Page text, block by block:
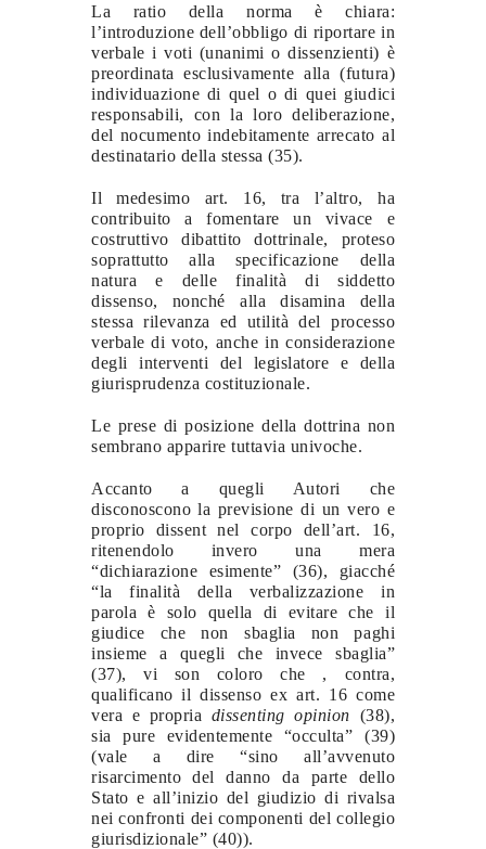
La ratio della norma è chiara:
l’introduzione dell’obbligo di riportare in
verbale i voti (unanimi o dissenzienti) è
preordinata esclusivamente alla (futura)
individuazione di quel o di quei giudici
responsabili, con la loro deliberazione,
del nocumento indebitamente arrecato al
destinatario della stessa (35).
Il medesimo art. 16, tra l’altro, ha
contribuito a fomentare un vivace e
costruttivo dibattito dottrinale, proteso
soprattutto alla specificazione della
natura e delle finalità di siddetto
dissenso, nonché alla disamina della
stessa rilevanza ed utilità del processo
verbale di voto, anche in considerazione
degli interventi del legislatore e della
giurisprudenza costituzionale.
Le prese di posizione della dottrina non
sembrano apparire tuttavia univoche.
Accanto a quegli Autori che
disconoscono la previsione di un vero e
proprio dissent nel corpo dell’art. 16,
ritenendolo invero una mera
“dichiarazione esimente” (36), giacché
“la finalità della verbalizzazione in
parola è solo quella di evitare che il
giudice che non sbaglia non paghi
insieme a quegli che invece sbaglia”
(37), vi son coloro che , contra,
qualificano il dissenso ex art. 16 come
vera e propria dissenting opinion (38),
sia pure evidentemente “occulta” (39)
(vale a dire “sino all’avvenuto
risarcimento del danno da parte dello
Stato e all’inizio del giudizio di rivalsa
nei confronti dei componenti del collegio
giurisdizionale” (40)).